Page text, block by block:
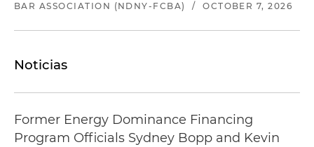
BAR ASSOCIATION (NDNY-FCBA)
/ OCTOBER 7, 2026
Noticias
Former Energy Dominance Financing
Program Officials Sydney Bopp and Kevin